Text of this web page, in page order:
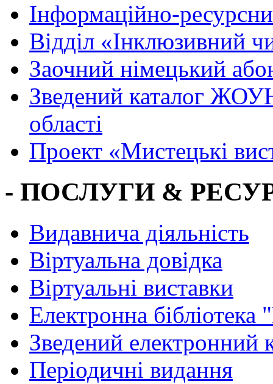
Інформаційно-
Вiддiл «Інклюзивний
Заочний німецький
Зведений каталог
області
Проект «Мистецькі
- ПОСЛУГИ &
Видавнича діяльність
Віртуальна довідка
Віртуальні виставки
Електронна
Зведений електронний
Періодичні видання